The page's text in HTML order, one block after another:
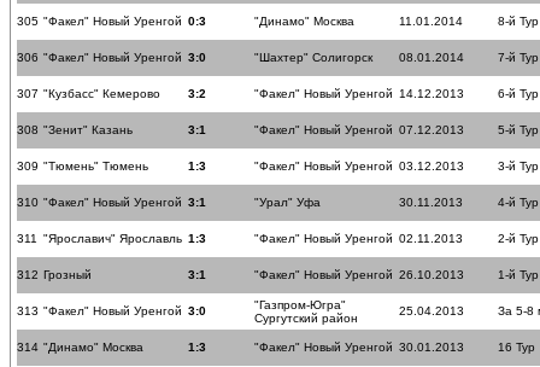
305 "Факел" Новый Уренгой 0:3 "Динамо" Москва 11.01.2014 8-й Тур
306 "Факел" Новый Уренгой 3:0 "Шахтер" Солигорск 08.01.2014 7-й Тур
307 "Кузбасс" Кемерово 3:2 "Факел" Новый Уренгой 14.12.2013 6-й Тур
308 "Зенит" Казань 3:1 "Факел" Новый Уренгой 07.12.2013 5-й Тур
309 "Тюмень" Тюмень 1:3 "Факел" Новый Уренгой 03.12.2013 3-й Тур
310 "Факел" Новый Уренгой 3:1 "Урал" Уфа 30.11.2013 4-й Тур
311 "Ярославич" Ярославль 1:3 "Факел" Новый Уренгой 02.11.2013 2-й Тур
312 Грозный 3:1 "Факел" Новый Уренгой 26.10.2013 1-й Тур
313 "Факел" Новый Уренгой 3:0
"Газпром-Югра"
Сургутский район
25.04.2013 За 5-8
314 "Динамо" Москва 1:3 "Факел" Новый Уренгой 30.01.2013 16 Тур